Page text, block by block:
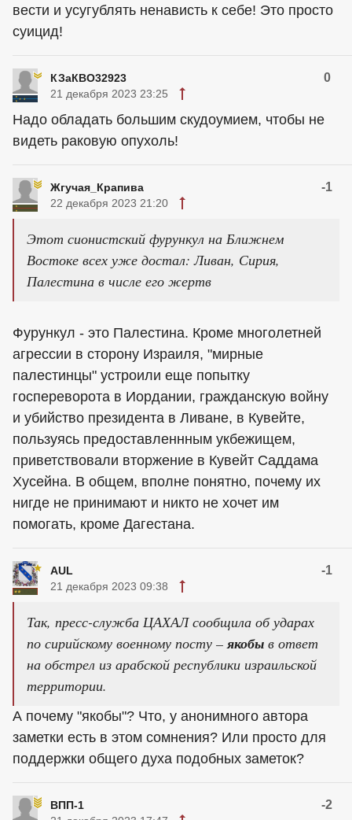
вести и усугублять ненависть к себе! Это просто
суицид!
КЗаКВО32923 0
21 декабря 2023 23:25
Надо обладать большим скудоумием, чтобы не
видеть раковую опухоль!
Жгучая_Крапива -1
22 декабря 2023 21:20
Этот сионистский фурункул на Ближнем
Востоке всех уже достал: Ливан, Сирия,
Палестина в числе его жертв
Фурункул - это Палестина. Кроме многолетней
агрессии в сторону Израиля, "мирные
палестинцы" устроили еще попытку
госпереворота в Иордании, гражданскую войну
и убийство президента в Ливане, в Кувейте,
пользуясь предоставленнным укбежищем,
приветствовали вторжение в Кувейт Саддама
Хусейна. В общем, вполне понятно, почему их
нигде не принимают и никто не хочет им
помогать, кроме Дагестана.
AUL -1
21 декабря 2023 09:38
Так, пресс-служба ЦАХАЛ сообщила об ударах
по сирийскому военному посту – якобы в ответ
на обстрел из арабской республики израильской
территории.
А почему "якобы"? Что, у анонимного автора
заметки есть в этом сомнения? Или просто для
поддержки общего духа подобных заметок?
ВПП-1 -2